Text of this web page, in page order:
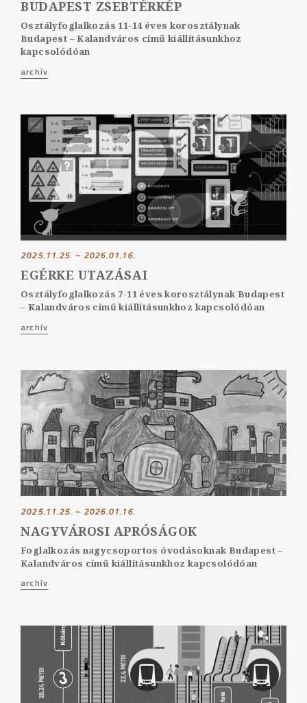
BUDAPEST ZSEBTÉRKÉP
Osztályfoglalkozás 11-14 éves korosztálynak
Budapest – Kalandváros című kiállításunkhoz
kapcsolódóan
archív
2025.11.25. – 2026.01.16.
EGÉRKE UTAZÁSAI
Osztályfoglalkozás 7-11 éves korosztálynak Budapest
– Kalandváros című kiállításunkhoz kapcsolódóan
archív
2025.11.25. – 2026.01.16.
NAGYVÁROSI APRÓSÁGOK
Foglalkozás nagycsoportos óvodásoknak Budapest –
Kalandváros című kiállításunkhoz kapcsolódóan
archív